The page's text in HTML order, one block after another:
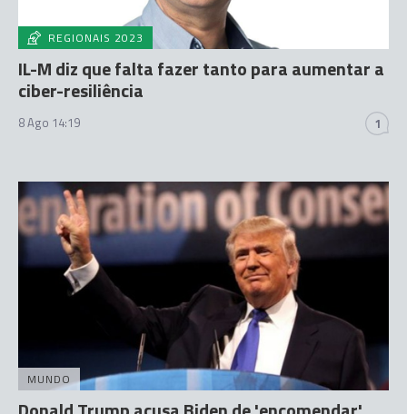
REGIONAIS 2023
IL-M diz que falta fazer tanto para aumentar a
ciber-resiliência
8 Ago 14:19 1
MUNDO